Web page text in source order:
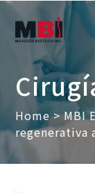
Home>MBI
regenerativa